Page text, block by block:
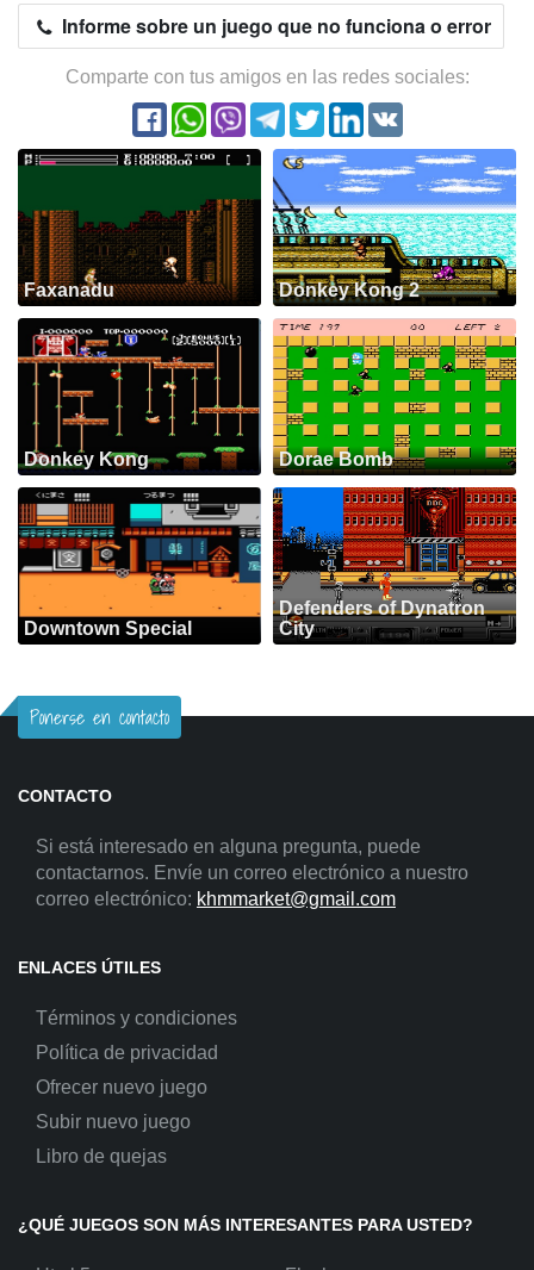
Informe sobre un juego que no funciona o error
Comparte con tus amigos en las redes sociales:
Faxanadu Donkey Kong 2
Donkey Kong Dorae Bomb
Downtown Special
Defenders of Dynatron
City
Ponerse en contacto
CONTACTO
Si está interesado en alguna pregunta, puede
contactarnos. Envíe un correo electrónico a nuestro
correo electrónico: khmmarket@gmail.com
ENLACES ÚTILES
Términos y condiciones
Política de privacidad
Ofrecer nuevo juego
Subir nuevo juego
Libro de quejas
¿QUÉ JUEGOS SON MÁS INTERESANTES PARA USTED?